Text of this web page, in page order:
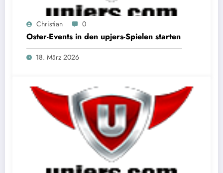
Christian 0
Oster-Events in den upjers-Spielen starten
18. März 2026